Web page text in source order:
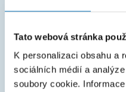
Tato webová stránka
K personalizaci obsahu a
sociálních médií a
soubory cookie.
Průvodce studiem
Rozcestník systémů
KOS
Courses